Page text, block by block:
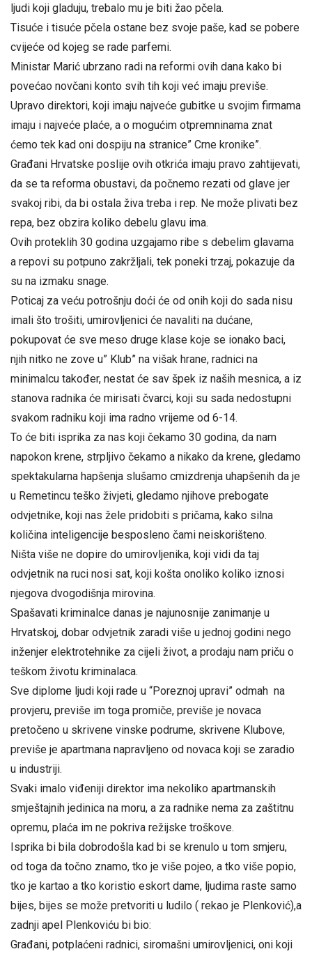
ljudi koji gladuju, trebalo mu je biti žao pčela.
Tisuće i tisuće pčela ostane bez svoje paše, kad se pobere
cvijeće od kojeg se rade parfemi.
Ministar Marić ubrzano radi na reformi ovih dana kako bi
povećao novčani konto svih tih koji već imaju previše.
Upravo direktori, koji imaju najveće gubitke u svojim firmama
imaju i najveće plaće, a o mogućim otpremninama znat
ćemo tek kad oni dospiju na stranice” Crne kronike”.
Građani Hrvatske poslije ovih otkrića imaju pravo zahtijevati,
da se ta reforma obustavi, da počnemo rezati od glave jer
svakoj ribi, da bi ostala živa treba i rep. Ne može plivati bez
repa, bez obzira koliko debelu glavu ima.
Ovih proteklih 30 godina uzgajamo ribe s debelim glavama
a repovi su potpuno zakržljali, tek poneki trzaj, pokazuje da
su na izmaku snage.
Poticaj za veću potrošnju doći će od onih koji do sada nisu
imali što trošiti, umirovljenici će navaliti na dućane,
pokupovat će sve meso druge klase koje se ionako baci,
njih nitko ne zove u” Klub” na višak hrane, radnici na
minimalcu također, nestat će sav špek iz naših mesnica, a iz
stanova radnika će mirisati čvarci, koji su sada nedostupni
svakom radniku koji ima radno vrijeme od 6-14.
To će biti isprika za nas koji čekamo 30 godina, da nam
napokon krene, strpljivo čekamo a nikako da krene, gledamo
spektakularna hapšenja slušamo cmizdrenja uhapšenih da je
u Remetincu teško živjeti, gledamo njihove prebogate
odvjetnike, koji nas žele pridobiti s pričama, kako silna
količina inteligencije besposleno čami neiskorišteno.
Ništa više ne dopire do umirovljenika, koji vidi da taj
odvjetnik na ruci nosi sat, koji košta onoliko koliko iznosi
njegova dvogodišnja mirovina.
Spašavati kriminalce danas je najunosnije zanimanje u
Hrvatskoj, dobar odvjetnik zaradi više u jednoj godini nego
inženjer elektrotehnike za cijeli život, a prodaju nam priču o
teškom životu kriminalaca.
Sve diplome ljudi koji rade u “Poreznoj upravi” odmah na
provjeru, previše im toga promiče, previše je novaca
pretočeno u skrivene vinske podrume, skrivene Klubove,
previše je apartmana napravljeno od novaca koji se zaradio
u industriji.
Svaki imalo viđeniji direktor ima nekoliko apartmanskih
smještajnih jedinica na moru, a za radnike nema za zaštitnu
opremu, plaća im ne pokriva režijske troškove.
Isprika bi bila dobrodošla kad bi se krenulo u tom smjeru,
od toga da točno znamo, tko je više pojeo, a tko više popio,
tko je kartao a tko koristio eskort dame, ljudima raste samo
bijes, bijes se može pretvoriti u ludilo ( rekao je Plenković),a
zadnji apel Plenkoviću bi bio:
Građani, potplaćeni radnici, siromašni umirovljenici, oni koji